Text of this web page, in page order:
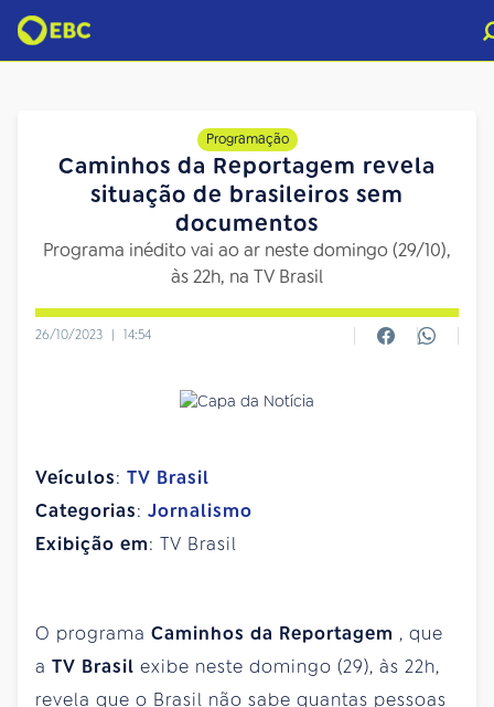
Programação
Caminhos da Reportagem revela
situação de brasileiros sem
documentos
Programa inédito vai ao ar neste domingo (29/10),
às 22h, na TV Brasil
26/10/2023 | 14:54
Veículos: TV Brasil
Categorias: Jornalismo
Exibição em: TV Brasil
O programa Caminhos da Reportagem , que
a TV Brasil exibe neste domingo (29), às 22h,
revela que o Brasil não sabe quantas pessoas